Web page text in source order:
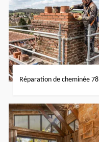
Réparation de cheminée 78